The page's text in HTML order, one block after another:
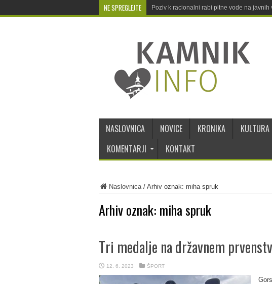
NE SPREGLEJTE Poziv k racionalni rabi pitne vode na javnih
NASLOVNICA NOVICE KRONIKA KULTURA
KOMENTARJI
KONTAKT
Naslovnica/ Arhiv oznak: miha spruk
Arhiv oznak: miha spruk
Tri medalje na državnem
12. 6. 2023 ŠPORT